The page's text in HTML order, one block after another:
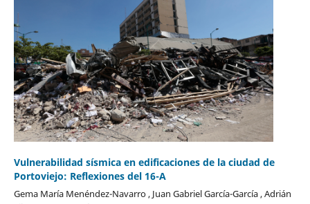
Vulnerabilidad sísmica en edificaciones de la ciudad de
Portoviejo: Reflexiones del 16-A
Gema María Menéndez-Navarro , Juan Gabriel García-García , Adrián